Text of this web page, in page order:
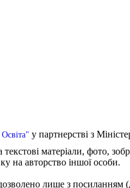
у партнерстві з
матеріали, фото,
на авторство іншої особи.
лише з